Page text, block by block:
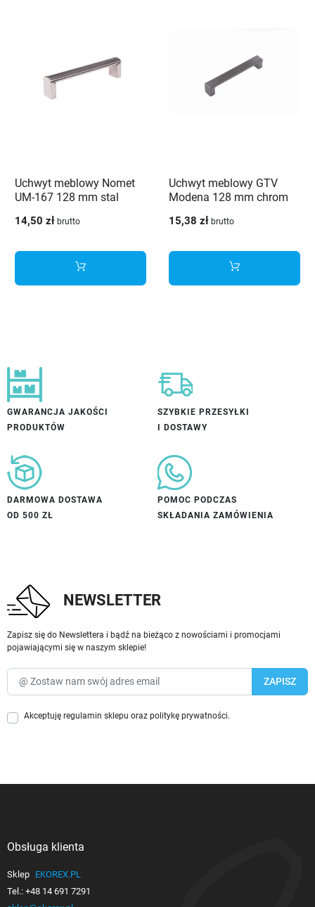
Uchwyt meblowy Nomet
UM-167 128 mm stal
14,50 zł brutto
Uchwyt meblowy GTV
Modena 128 mm chrom
15,38 zł brutto
GWARANCJA JAKOŚCI
PRODUKTÓW
SZYBKIE PRZESYŁKI
I DOSTAWY
DARMOWA DOSTAWA
OD 500 ZŁ
POMOC PODCZAS
SKŁADANIA ZAMÓWIENIA
NEWSLETTER
Zapisz się do Newslettera i bądź na bieżąco z nowościami i promocjami
pojawiającymi się w naszym sklepie!
Akceptuję regulamin sklepu oraz politykę prywatności.
Obsługa klienta
Sklep EKOREX.PL
Tel.: +48 14 691 7291